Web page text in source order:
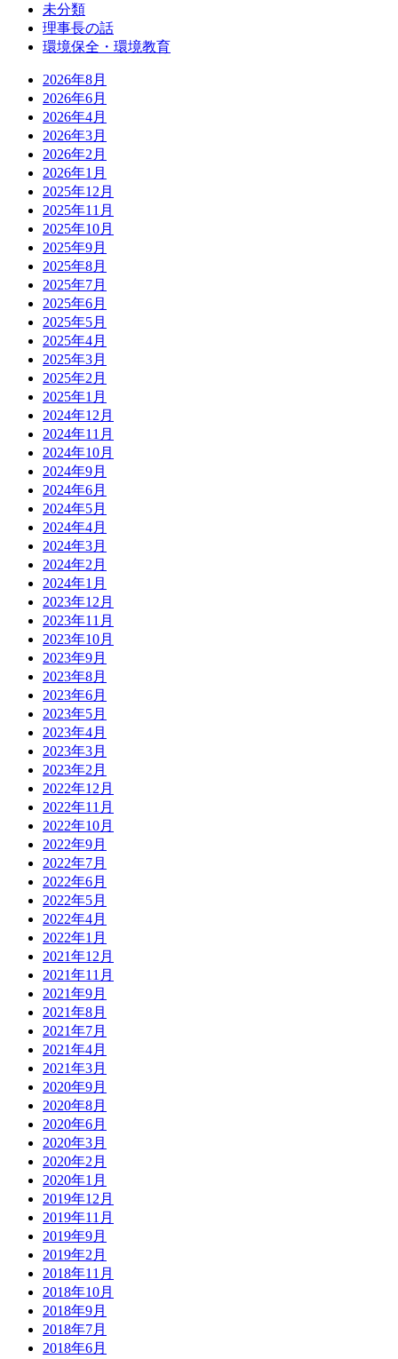
未分類
理事長の話
環境保全・環境教育
2026年8月
2026年6月
2026年4月
2026年3月
2026年2月
2026年1月
2025年12月
2025年11月
2025年10月
2025年9月
2025年8月
2025年7月
2025年6月
2025年5月
2025年4月
2025年3月
2025年2月
2025年1月
2024年12月
2024年11月
2024年10月
2024年9月
2024年6月
2024年5月
2024年4月
2024年3月
2024年2月
2024年1月
2023年12月
2023年11月
2023年10月
2023年9月
2023年8月
2023年6月
2023年5月
2023年4月
2023年3月
2023年2月
2022年12月
2022年11月
2022年10月
2022年9月
2022年7月
2022年6月
2022年5月
2022年4月
2022年1月
2021年12月
2021年11月
2021年9月
2021年8月
2021年7月
2021年4月
2021年3月
2020年9月
2020年8月
2020年6月
2020年3月
2020年2月
2020年1月
2019年12月
2019年11月
2019年9月
2019年2月
2018年11月
2018年10月
2018年9月
2018年7月
2018年6月